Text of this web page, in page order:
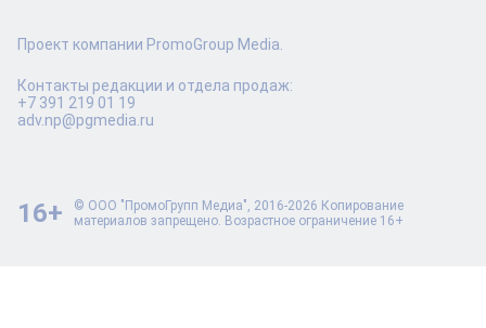
Проект компании PromoGroup Media.
Контакты редакции и отдела продаж:
+7 391 219 01 19
adv.np@pgmedia.ru
© ООО "ПромоГрупп Медиа", 2016-2026 Копирование
материалов запрещено. Возрастное ограничение 16+
16+